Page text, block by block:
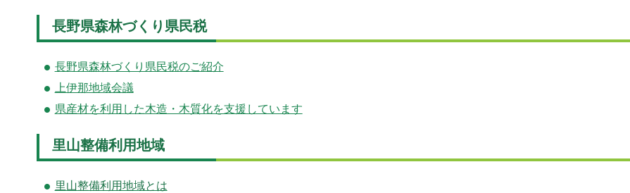
長野県森林づくり県民税
長野県森林づくり県民税のご紹介
上伊那地域会議
県産材を利用した木造・木質化を支援しています
里山整備利用地域
里山整備利用地域とは